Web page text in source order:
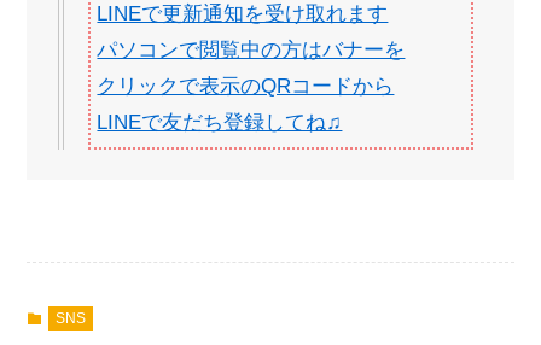
LINEで更新通知を受け取れます
パソコンで閲覧中の方はバナーを
クリックで表示のQRコードから
LINEで友だち登録してね♫
SNS